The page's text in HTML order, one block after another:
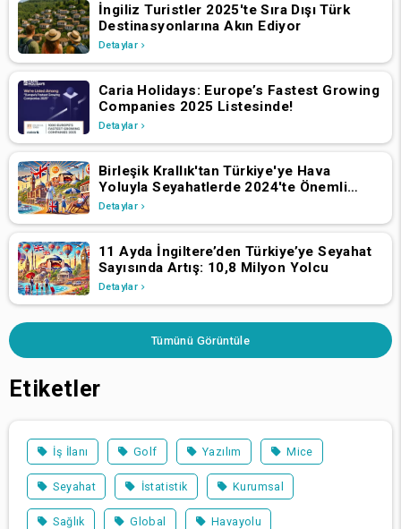
İngiliz Turistler 2025'te Sıra Dışı Türk
Destinasyonlarına Akın Ediyor
Detaylar
Caria Holidays: Europe’s Fastest Growing
Companies 2025 Listesinde!
Detaylar
Birleşik Krallık'tan Türkiye'ye Hava
Yoluyla Seyahatlerde 2024'te Önemli
Büyüme
Detaylar
11 Ayda İngiltere’den Türkiye’ye Seyahat
Sayısında Artış: 10,8 Milyon Yolcu
Detaylar
Tümünü Görüntüle
Etiketler
İş İlanı Golf Yazılım Mice
Seyahat İstatistik Kurumsal
Sağlık Global Havayolu